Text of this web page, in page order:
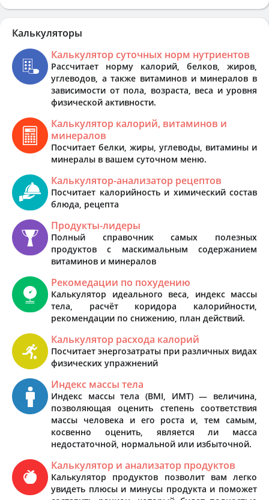
Калькуляторы
Калькулятор суточных норм нутриентов
Рассчитает норму калорий, белков, жиров,
углеводов, а также витаминов и минералов в
зависимости от пола, возраста, веса и уровня
физической активности.
Калькулятор калорий, витаминов и
минералов
Посчитает белки, жиры, углеводы, витамины и
минералы в вашем суточном меню.
Калькулятор-анализатор рецептов
Посчитает калорийность и химический состав
блюда, рецепта
Продукты-лидеры
Полный справочник самых полезных
продуктов с маскимальным содержанием
витаминов и минералов
Рекомедации по похудению
Калькулятор идеального веса, индекс массы
тела, расчёт коридора калорийности,
рекомендации по снижению, план действий.
Калькулятор расхода калорий
Посчитает энергозатраты при различных видах
физических упражнений
Индекс массы тела
Индекс массы тела (BMI, ИМТ) — величина,
позволяющая оценить степень соответствия
массы человека и его роста и, тем самым,
косвенно оценить, является ли масса
недостаточной, нормальной или избыточной.
Калькулятор и анализатор продуктов
Калькулятор продуктов позволит вам легко
увидеть плюсы и минусы продукта и поможет